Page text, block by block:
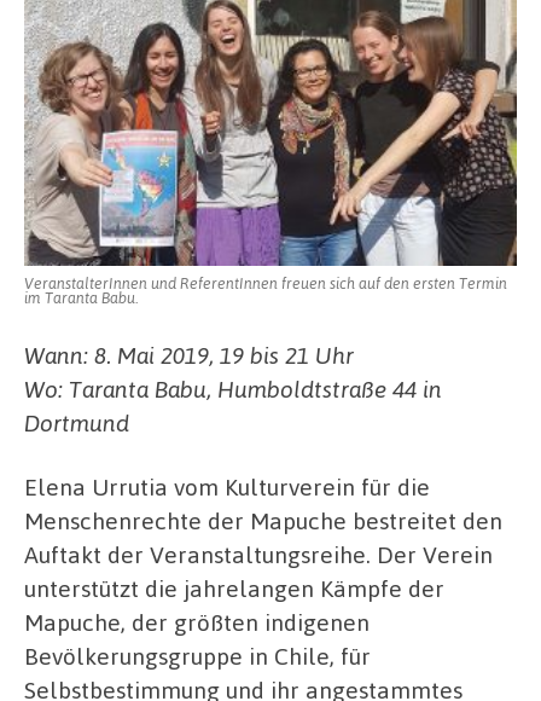
VeranstalterInnen und ReferentInnen freuen sich auf den ersten Termin
im Taranta Babu.
Wann: 8. Mai 2019, 19 bis 21 Uhr
Wo: Taranta Babu, Humboldtstraße 44 in
Dortmund
Elena Urrutia vom Kulturverein für die
Menschenrechte der Mapuche bestreitet den
Auftakt der Veranstaltungsreihe. Der Verein
unterstützt die jahrelangen Kämpfe der
Mapuche, der größten indigenen
Bevölkerungsgruppe in Chile, für
Selbstbestimmung und ihr angestammtes